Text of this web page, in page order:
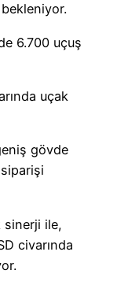
6.700 uçuş
uçak
gövde
sinerji ile,
civarında